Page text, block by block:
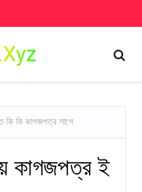
কি কি কাগজপত্র লাগে
কাগজপত্র ই